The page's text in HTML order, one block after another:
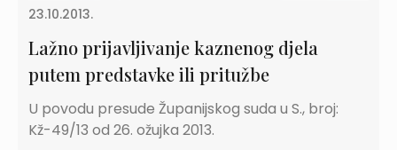
23.10.2013.
Lažno prijavljivanje kaznenog djela
putem predstavke ili pritužbe
U povodu presude Županijskog suda u S., broj:
Kž-49/13 od 26. ožujka 2013.